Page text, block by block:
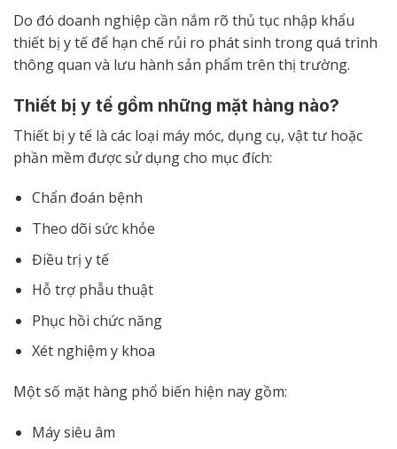
Do đó doanh nghiệp cần nắm rõ thủ tục nhập khẩu
thiết bị y tế để hạn chế rủi ro phát sinh trong quá trình
thông quan và lưu hành sản phẩm trên thị trường.
Thiết bị y tế gồm những mặt hàng nào?
Thiết bị y tế là các loại máy móc, dụng cụ, vật tư hoặc
phần mềm được sử dụng cho mục đích:
Chẩn đoán bệnh
Theo dõi sức khỏe
Điều trị y tế
Hỗ trợ phẫu thuật
Phục hồi chức năng
Xét nghiệm y khoa
Một số mặt hàng phổ biến hiện nay gồm:
Máy siêu âm